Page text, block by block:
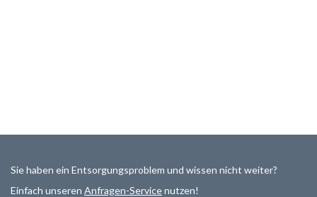
Sie haben ein Entsorgungsproblem und wissen nicht weiter?
Einfach unseren Anfragen-Servicenutzen!